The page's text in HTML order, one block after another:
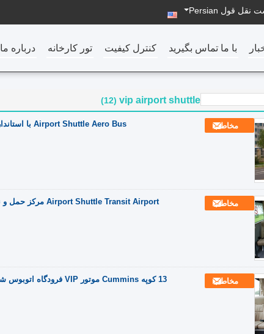
نقل قول Persian
درباره ما تور کارخانه کنترل کیفیت با ما تماس بگیرید
vip airport shuttle
(12)
Airport Shuttle Aero Bus با استاندارد IATA مقایسه شده است مخاطب
مخاطب
13 کوپه Cummins موتور VIP فرودگاه اتوبوس شاتل لوکس اتوبوس اتوبوس مخاطب